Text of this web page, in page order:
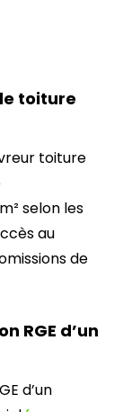
toiture
toiture
selon les
au
de
RGE d’un
d’un